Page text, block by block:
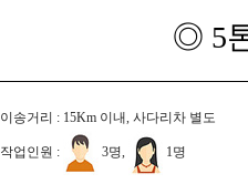
◎ 5
이송거리 : 15Km 이내, 사다리차 별도
작업인원 : 3명, 1명